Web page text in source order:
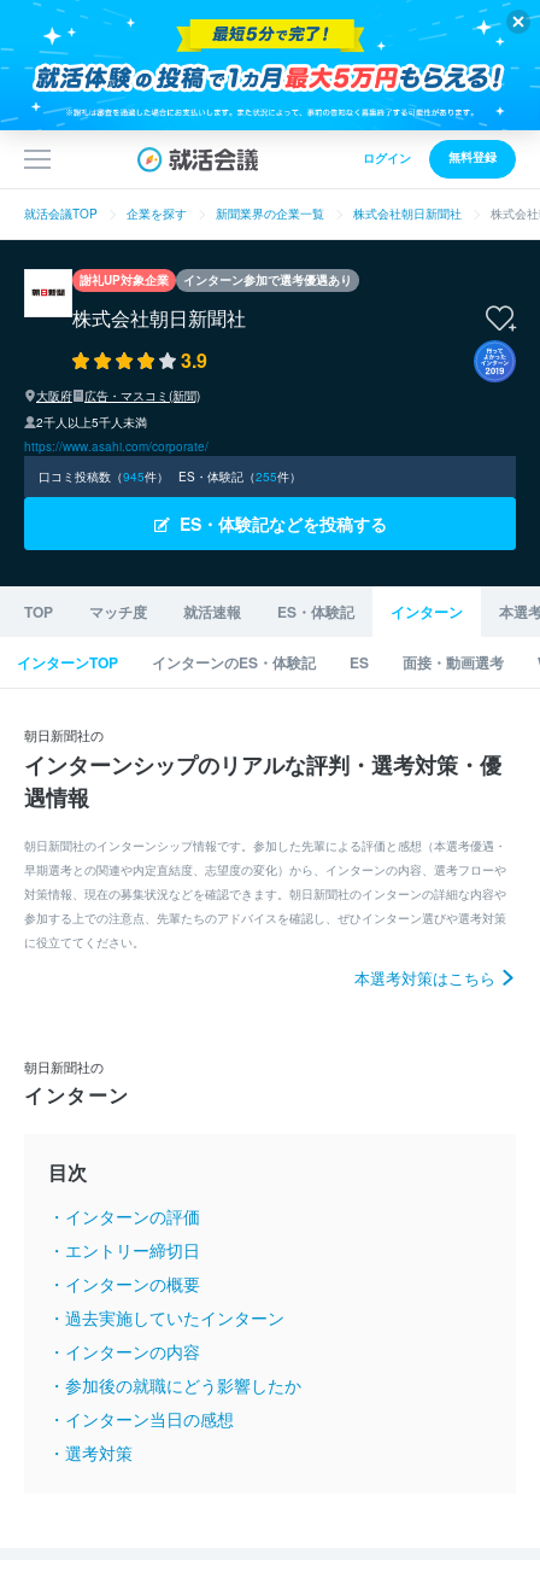
ログイン 無料登録
就活会議TOP 企業を探す 新聞業界の企業一覧 株式会社朝日新聞社 株式会
謝礼UP対象企業 インターン参加で選考優遇あり
株式会社朝日新聞社
3.9
大阪府
広告・マスコミ(新聞)
2千人以上5千人未満
https://www.asahi.com/corporate/
口コミ投稿数（945件） ES・体験記（255件）
ES・体験記などを投稿する
TOP マッチ度 就活速報 ES・体験記 インターン 本選
インターンTOP インターンのES・体験記 ES 面接・動画選考
朝日新聞社の
インターンシップのリアルな評判・選考対策・優
遇情報
朝日新聞社のインターンシップ情報です。参加した先輩による評価と感想（本選考優遇・
早期選考との関連や内定直結度、志望度の変化）から、インターンの内容、選考フローや
対策情報、現在の募集状況などを確認できます。朝日新聞社のインターンの詳細な内容や
参加する上での注意点、先輩たちのアドバイスを確認し、ぜひインターン選びや選考対策
に役立ててください。
本選考対策はこちら
朝日新聞社の
インターン
目次
・インターンの評価
・エントリー締切日
・インターンの概要
・過去実施していたインターン
・インターンの内容
・参加後の就職にどう影響したか
・インターン当日の感想
・選考対策